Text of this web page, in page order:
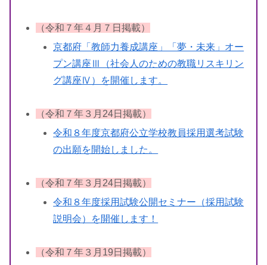
（令和７年４月７日掲載）
京都府「教師力養成講座」「夢・未来」オー
プン講座Ⅲ（社会人のための教職リスキリン
グ講座Ⅳ）を開催します。
（令和７年３月24日掲載）
令和８年度京都府公立学校教員採用選考試験
の出願を開始しました。
（令和７年３月24日掲載）
令和８年度採用試験公開セミナー（採用試験
説明会）を開催します！
（令和７年３月19日掲載）